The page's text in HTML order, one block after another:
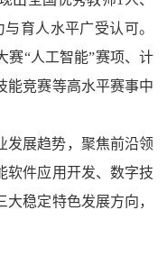
育人水平广受认可。
赛“人工智能”赛项、计
能竞赛等高水平赛事中
发展趋势，聚焦前沿领
软件应用开发、数字技
稳定特色发展方向，